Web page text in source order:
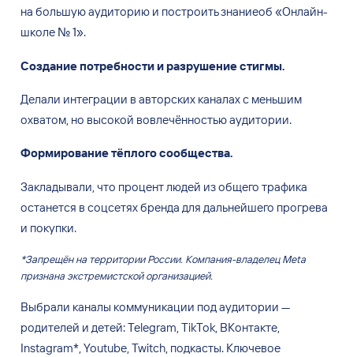
на большую аудиторию и построить знаниеоб «Онлайн-
школе №1».
Создание потребности и разрушение стигмы.
Делали интеграции в авторских каналах с меньшим
охватом, но высокой вовлечённостью аудитории.
Формирование тёплого сообщества.
Закладывали, что процент людей изобщего трафика
останется в соцсетях бренда для дальнейшего прогрева
и покупки.
*Запрещён на территории России. Компания-владелец Meta
признана экстремистской организацией.
Выбрали каналы коммуникации под аудитории —
родителей и детей: Telegram, ТikTok, ВКонтакте,
Instagram*, Youtube, Twitch, подкасты. Ключевое